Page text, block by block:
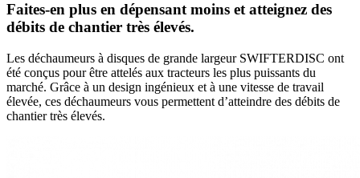
Faites-en plus en dépensant moins et atteignez des
débits de chantier très élevés.
Les déchaumeurs à disques de grande largeur SWIFTERDISC ont
été conçus pour être attelés aux tracteurs les plus puissants du
marché. Grâce à un design ingénieux et à une vitesse de travail
élevée, ces déchaumeurs vous permettent d’atteindre des débits de
chantier très élevés.